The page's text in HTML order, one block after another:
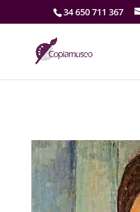
34 650 711 367